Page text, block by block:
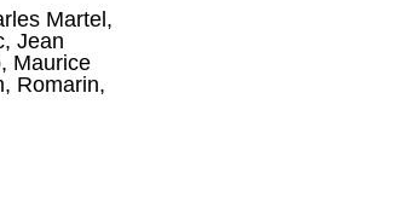
Martel ,
, Jean
, Maurice
, Romarin,